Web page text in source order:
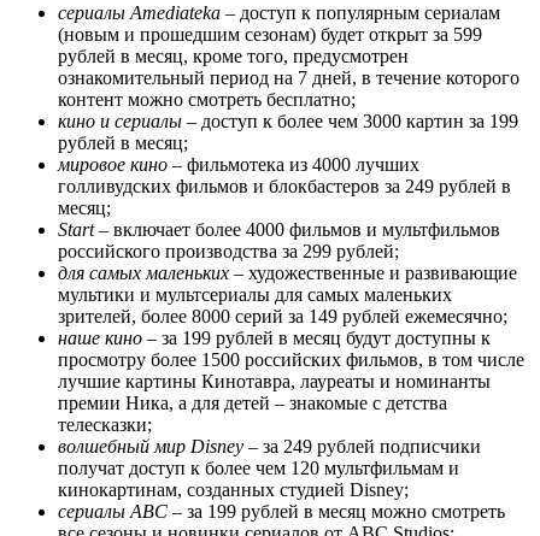
сериалы Amediateka – доступ к популярным сериалам
(новым и прошедшим сезонам) будет открыт за 599
рублей в месяц, кроме того, предусмотрен
ознакомительный период на 7 дней, в течение которого
контент можно смотреть бесплатно;
кино и сериалы – доступ к более чем 3000 картин за 199
рублей в месяц;
мировое кино – фильмотека из 4000 лучших
голливудских фильмов и блокбастеров за 249 рублей в
месяц;
Start– включает более 4000 фильмов и мультфильмов
российского производства за 299 рублей;
для самых маленьких – художественные и развивающие
мультики и мультсериалы для самых маленьких
зрителей, более 8000 серий за 149 рублей ежемесячно;
наше кино – за 199 рублей в месяц будут доступны к
просмотру более 1500 российских фильмов, в том числе
лучшие картины Кинотавра, лауреаты и номинанты
премии Ника, а для детей – знакомые с детства
телесказки;
волшебный мир Disney – за 249 рублей подписчики
получат доступ к более чем 120 мультфильмам и
кинокартинам, созданных студией Disney;
сериалы ABC – за 199 рублей в месяц можно смотреть